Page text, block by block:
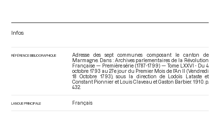
Infos
RÉFÉRENCE BIBLIOGRAPHIQUE
Adresse des sept communes composant le canton de
Marmagne. Dans : Archives parlementaires de la Révolution
Française — Première série (1787-1799) — Tome LXXVI - Du 4
octobre 1793 au 27e jour du Premier Mois de l'An II (Vendredi
18 Octobre 1793), sous la direction de Lodoïs Lataste et
Constant Pionnier et Louis Claveau et Gaston Barbier. 1910. p.
432.
LANGUE PRINCIPALE Français